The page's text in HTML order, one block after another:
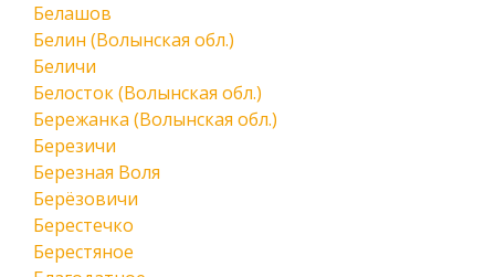
Белашов
Белин (Волынская обл.)
Беличи
Белосток (Волынская обл.)
Бережанка (Волынская обл.)
Березичи
Березная Воля
Берёзовичи
Берестечко
Берестяное